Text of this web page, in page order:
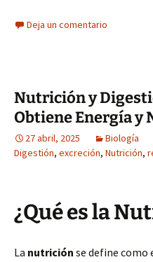
Deja un comentario
Nutrición y
Obtiene Energía y
27 abril, 2025 Biología
Digestión, excreción, Nutrición,
¿Qué es la
La nutrición se define como